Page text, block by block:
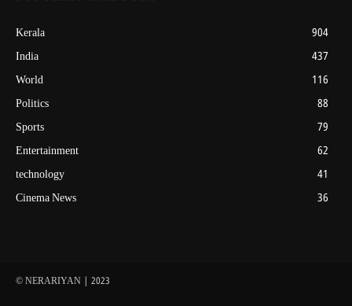
Kerala
904
India
437
World
116
Politics
88
Sports
79
Entertainment
62
technology
41
Cinema News
36
© NERARIYAN | 2023